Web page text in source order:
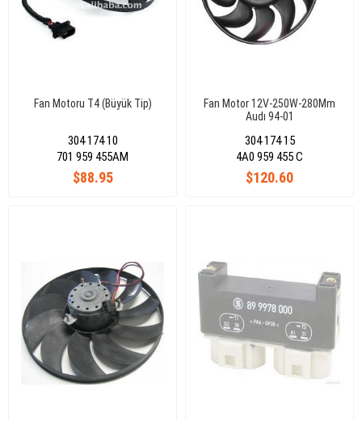
Fan Motoru T4 (Büyük Tip)
304 174 10
$88.95
701 959 455AM
Fan Motor 12V-250W-280Mm
Audı 94-01
304 174 15
$120.60
4A0 959 455 C